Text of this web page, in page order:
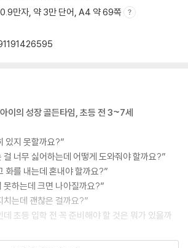
백업 시소│백업 릴레이│엘리베이터 놀이│비행
이 뒤집기 게임│종이 스케이트│색종이 균형잡
│멀티태스크 운동│복불복 보드게임│마스킹 테이
공감 능력 높이는 꿀팁
말이 트일까요?
해야 언어 발달도 이루어져요
도 연관이 있어요
활동│후후 불기
만자, 약 3만 단어, A4 약 69쪽
이의 성장 골든타임, 초등 전 3~7세
있지 못할까요?”
걸 너무 싫어하는데 어떻게 도와줘야 할까요?”
화를 내는데 혼내야 할까요?”
못하는데 크면 나아질까요?”
치는데 괜찮은 걸까요?”
초등 입학 전 꼭 준비해야 할 것은 뭐가 있을까